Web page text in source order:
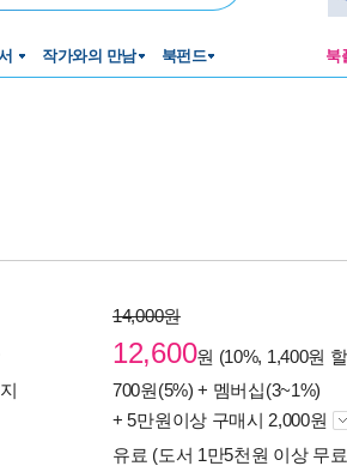
작가와의 만남 북펀드 북
14,000원
12,600원 (10%, 1,400원
700원(5%) + 멤버십(3~1%)
+ 5만원이상 구매시 2,000원
유료 (도서 1만5천원 이상 무